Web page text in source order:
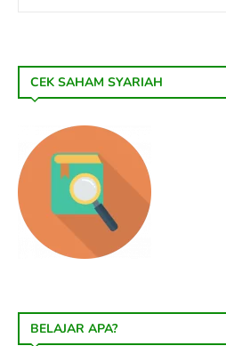
CEK SAHAM SYARIAH
BELAJAR APA?